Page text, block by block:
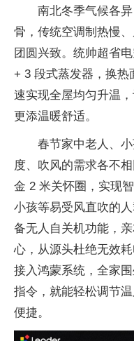
南北冬季气候各
骨，传统空调制热慢
团圆兴致。统帅超省
+ 3 段式蒸发器，换热
速实现全屋均匀升温
更添温暖舒适。
春节家中老人、
度、吹风的需求各不
金 2 米关怀圈，实现
小孩等易受风直吹的
备无人自关机功能，
心，从源头杜绝无效
接入鸿蒙系统，全家
指令，就能轻松调节
便捷。